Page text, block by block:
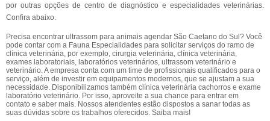
por outras opções de centro de diagnóstico e especialidades veterinárias.
Confira abaixo.
Precisa encontrar ultrassom para animais agendar São Caetano do Sul? Você
pode contar com a Fauna Especialidades para solicitar serviços do ramo de
clínica veterinária, por exemplo, cirurgia veterinária, clínica veterinária,
exames laboratoriais, laboratórios veterinários, ultrassom veterinário e
veterinário. A empresa conta com um time de profissionais qualificados para o
serviço, além de investir em equipamentos modernos, que se ajustam a sua
necessidade. Disponibilizamos também clínica veterinária cachorros e exame
laboratório veterinário. Por isso, aproveite a sua chance para entrar em
contato e saber mais. Nossos atendentes estão dispostos a sanar todas as
suas dúvidas sobre os trabalhos oferecidos. Saiba mais!